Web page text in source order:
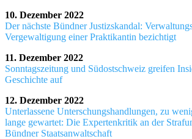
10. Dezember 2022
Der nächste Bündner Justizskandal:
Vergewaltigung einer Praktikantin bezichtigt
11. Dezember 2022
Sonntagszeitung und Südostschweiz greifen
Geschichte auf
12. Dezember 2022
Unterlassene Unterschungshandlungen, zu
lange gewartet: Die Expertenkritik an der
Bündner Staatsanwaltschaft